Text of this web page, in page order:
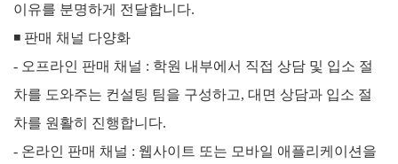
이유를 분명하게 전달합니다.
◾ 판매 채널 다양화
- 오프라인 판매 채널 : 학원 내부에서 직접 상담 및 입소 절
차를 도와주는 컨설팅 팀을 구성하고, 대면 상담과 입소 절
차를 원활히 진행합니다.
- 온라인 판매 채널 : 웹사이트 또는 모바일 애플리케이션을